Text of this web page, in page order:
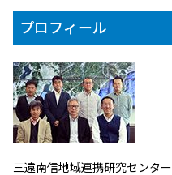
プロフィール
三遠南信地域連携研究センター